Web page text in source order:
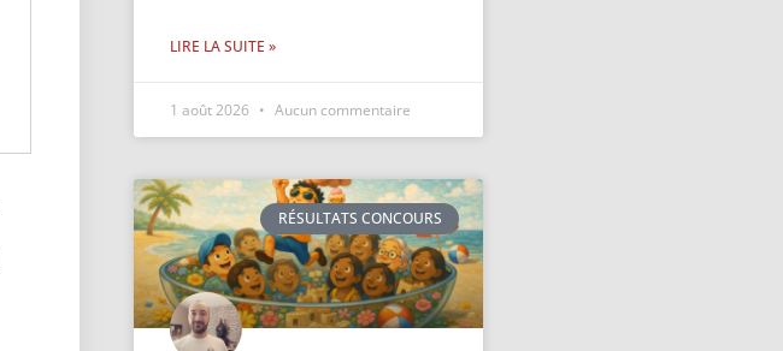
LIRE LA SUITE »
1 août 2026 Aucun commentaire
RÉSULTATS CONCOURS